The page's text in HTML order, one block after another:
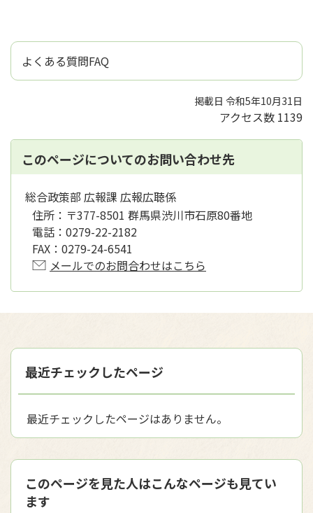
よくある質問FAQ
掲載日 令和5年10月31日
アクセス数 1139
このページについてのお問い合わせ先
総合政策部 広報課 広報広聴係
住所： 〒377-8501 群馬県渋川市石原80番地
電話： 0279-22-2182
FAX： 0279-24-6541
メールでのお問合わせはこちら
最近チェックしたページ
最近チェックしたページはありません。
このページを見た人はこんなページも見てい
ます